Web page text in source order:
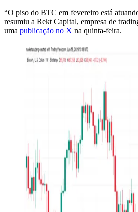
“O piso do BTC em fevereiro está
resumiu a Rekt Capital, empresa de
uma publicação no X na quinta-feira.